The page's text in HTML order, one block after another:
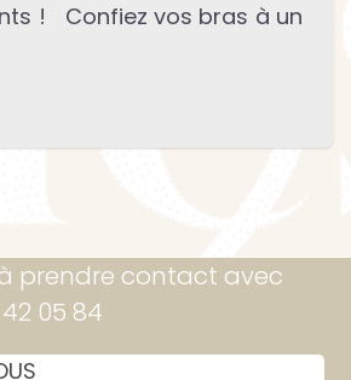
! Confiez vos bras à un
prendre contact avec
05 84